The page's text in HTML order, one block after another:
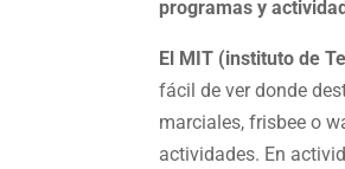
programas y
El MIT (instituto de
fácil de ver donde
marciales, frisbee o
actividades. En